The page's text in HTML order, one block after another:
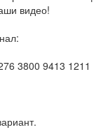
видео!
3800 9413 1211